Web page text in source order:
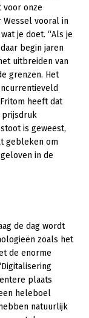
voor onze
Wessel vooral in
je doet. “Als je
begin jaren
uitbreiden van
grenzen. Het
heeft dat
prijsdruk
is geweest,
gebleken om
in de
de dag wordt
zoals het
de enorme
plaats
heleboel
natuurlijk